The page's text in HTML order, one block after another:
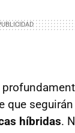
híbridas.